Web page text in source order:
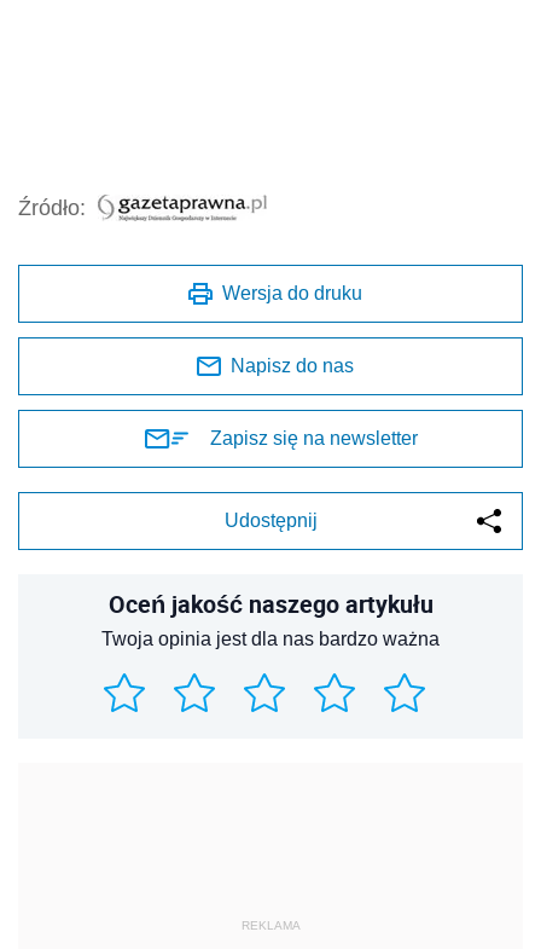
Źródło:
Wersja do druku
Napisz do nas
Zapisz się na newsletter
Udostępnij
Oceń jakość naszego artykułu
Twoja opinia jest dla nas bardzo ważna
REKLAMA